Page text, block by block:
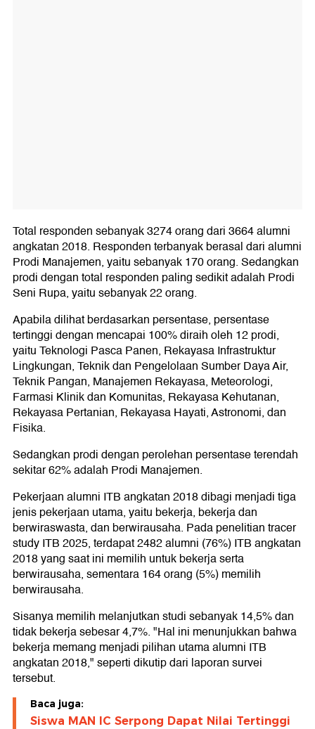
Total responden sebanyak 3274 orang dari 3664 alumni
angkatan 2018. Responden terbanyak berasal dari alumni
Prodi Manajemen, yaitu sebanyak 170 orang. Sedangkan
prodi dengan total responden paling sedikit adalah Prodi
Seni Rupa, yaitu sebanyak 22 orang.
Apabila dilihat berdasarkan persentase, persentase
tertinggi dengan mencapai 100% diraih oleh 12 prodi,
yaitu Teknologi Pasca Panen, Rekayasa Infrastruktur
Lingkungan, Teknik dan Pengelolaan Sumber Daya Air,
Teknik Pangan, Manajemen Rekayasa, Meteorologi,
Farmasi Klinik dan Komunitas, Rekayasa Kehutanan,
Rekayasa Pertanian, Rekayasa Hayati, Astronomi, dan
Fisika.
Sedangkan prodi dengan perolehan persentase terendah
sekitar 62% adalah Prodi Manajemen.
Pekerjaan alumni ITB angkatan 2018 dibagi menjadi tiga
jenis pekerjaan utama, yaitu bekerja, bekerja dan
berwiraswasta, dan berwirausaha. Pada penelitian tracer
study ITB 2025, terdapat 2482 alumni (76%) ITB angkatan
2018 yang saat ini memilih untuk bekerja serta
berwirausaha, sementara 164 orang (5%) memilih
berwirausaha.
Sisanya memilih melanjutkan studi sebanyak 14,5% dan
tidak bekerja sebesar 4,7%. "Hal ini menunjukkan bahwa
bekerja memang menjadi pilihan utama alumni ITB
angkatan 2018," seperti dikutip dari laporan survei
tersebut.
Baca juga:
Siswa MAN IC Serpong Dapat Nilai Tertinggi